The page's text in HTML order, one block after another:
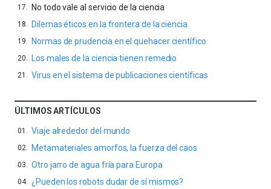
No todo vale al servicio de la ciencia
Dilemas éticos en la frontera de la ciencia
Normas de prudencia en el quehacer científico
Los males de la ciencia tienen remedio
Virus en el sistema de publicaciones científicas
ÚLTIMOS ARTÍCULOS
Viaje alrededor del mundo
Metamateriales amorfos, la fuerza del caos
Otro jarro de agua fría para Europa
¿Pueden los robots dudar de sí mismos?